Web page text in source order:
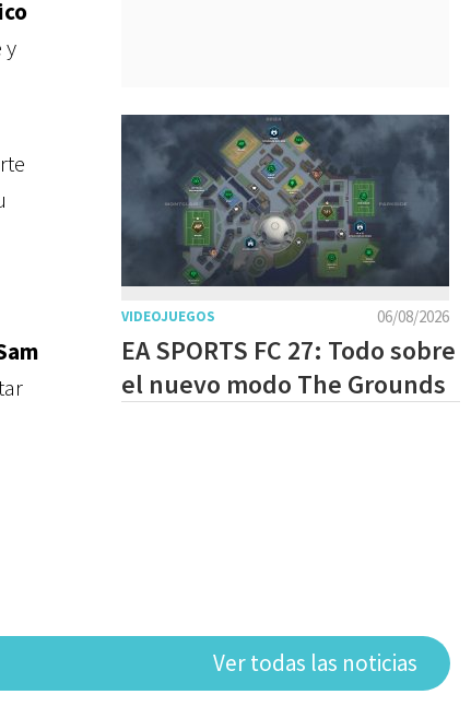
y
06/08/2026
VIDEOJUEGOS
EA SPORTS FC 27: Todo sobre
el nuevo modo The Grounds
Ver todas las noticias